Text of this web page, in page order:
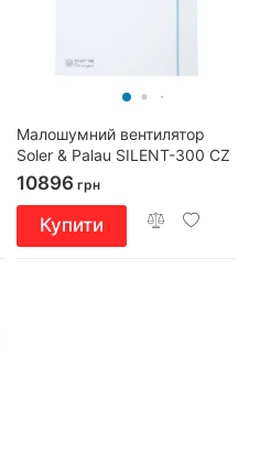
Малошумний вентилятор
Soler & Palau SILENT-300 CZ
DESIGN 3C
10896 грн
Купити